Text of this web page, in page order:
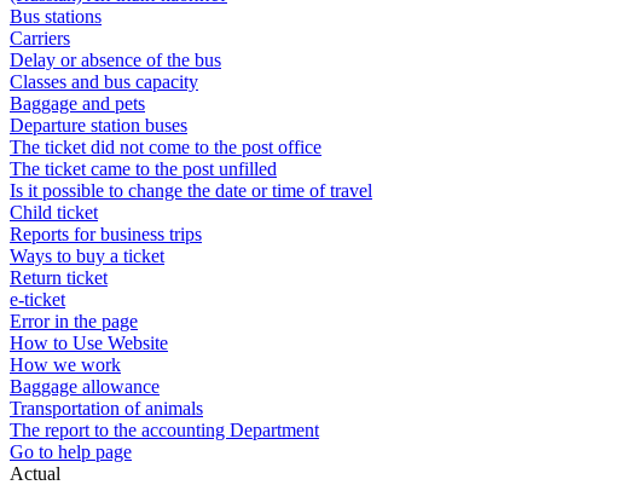
Bus stations
Carriers
Delay or absence of the bus
Classes and bus capacity
Baggage and pets
Departure station buses
The ticket did not come to the post office
The ticket came to the post unfilled
Is it possible to change the date or time of travel
Child ticket
Reports for business trips
Ways to buy a ticket
Return ticket
e-ticket
Error in the page
How to Use Website
How we work
Baggage allowance
Transportation of animals
The report to the accounting Department
Go to help page
Actual